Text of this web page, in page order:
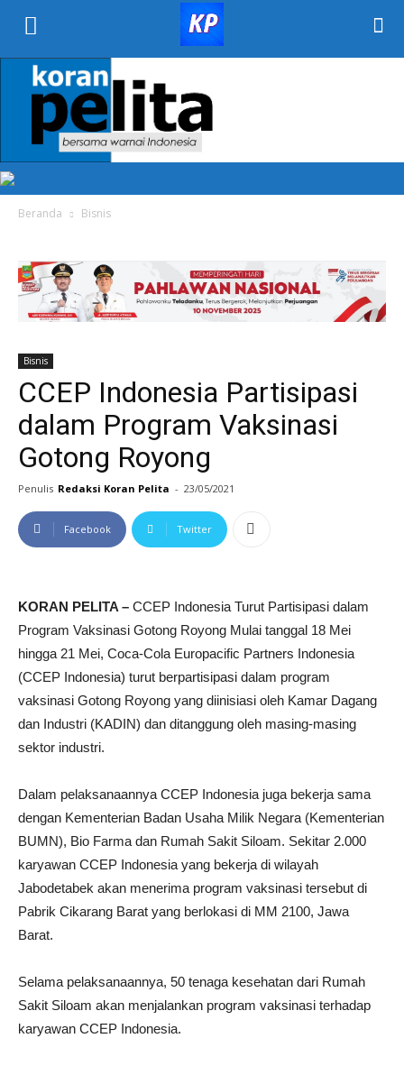
PELITA
Beranda Bisnis
Bisnis
CCEP Indonesia Partisipasi
dalam Program Vaksinasi
Gotong Royong
Penulis Redaksi Koran Pelita - 23/05/2021
Facebook Twitter
KORAN PELITA – CCEP Indonesia Turut Partisipasi dalam
Program Vaksinasi Gotong Royong Mulai tanggal 18 Mei
hingga 21 Mei, Coca-Cola Europacific Partners Indonesia
(CCEP Indonesia) turut berpartisipasi dalam program
vaksinasi Gotong Royong yang diinisiasi oleh Kamar Dagang
dan Industri (KADIN) dan ditanggung oleh masing-masing
sektor industri.
Dalam pelaksanaannya CCEP Indonesia juga bekerja sama
dengan Kementerian Badan Usaha Milik Negara (Kementerian
BUMN), Bio Farma dan Rumah Sakit Siloam. Sekitar 2.000
karyawan CCEP Indonesia yang bekerja di wilayah
Jabodetabek akan menerima program vaksinasi tersebut di
Pabrik Cikarang Barat yang berlokasi di MM 2100, Jawa
Barat.
Selama pelaksanaannya, 50 tenaga kesehatan dari Rumah
Sakit Siloam akan menjalankan program vaksinasi terhadap
karyawan CCEP Indonesia.